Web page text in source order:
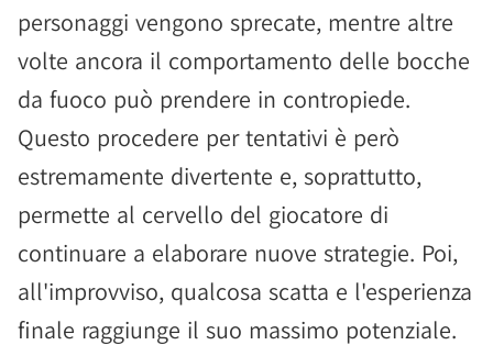
personaggi vengono sprecate, mentre altre
volte ancora il comportamento delle bocche
da fuoco può prendere in contropiede.
Questo procedere per tentativi è però
estremamente divertente e, soprattutto,
permette al cervello del giocatore di
continuare a elaborare nuove strategie. Poi,
all'improvviso, qualcosa scatta e l'esperienza
finale raggiunge il suo massimo potenziale.